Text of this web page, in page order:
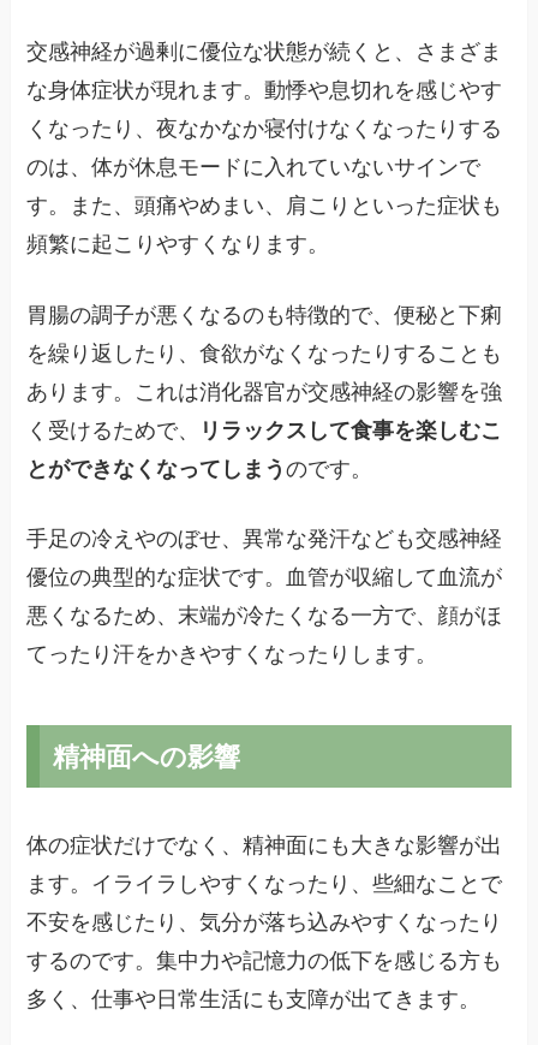
交感神経が過剰に優位な状態が続くと、さまざま
な身体症状が現れます。動悸や息切れを感じやす
くなったり、夜なかなか寝付けなくなったりする
のは、体が休息モードに入れていないサインで
す。また、頭痛やめまい、肩こりといった症状も
頻繁に起こりやすくなります。
胃腸の調子が悪くなるのも特徴的で、便秘と下痢
を繰り返したり、食欲がなくなったりすることも
あります。これは消化器官が交感神経の影響を強
く受けるためで、
リラックスして食事を楽しむこ
とができなくなってしまうのです。
手足の冷えやのぼせ、異常な発汗なども交感神経
優位の典型的な症状です。血管が収縮して血流が
悪くなるため、末端が冷たくなる一方で、顔がほ
てったり汗をかきやすくなったりします。
精神面への影響
体の症状だけでなく、精神面にも大きな影響が出
ます。イライラしやすくなったり、些細なことで
不安を感じたり、気分が落ち込みやすくなったり
するのです。集中力や記憶力の低下を感じる方も
多く、仕事や日常生活にも支障が出てきます。